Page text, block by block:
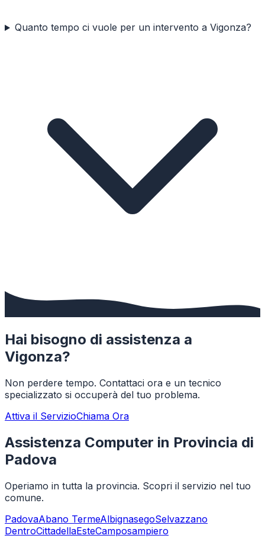
Quanto tempo ci vuole per un intervento a Vigonza?
Hai bisogno di assistenza a
Vigonza?
Non perdere tempo. Contattaci ora e un tecnico
specializzato si occuperà del tuo problema.
Attiva il ServizioChiama Ora
Assistenza Computer in Provincia di
Padova
Operiamo in tutta la provincia. Scopri il servizio nel tuo
comune.
PadovaAbano TermeAlbignasegoSelvazzano
DentroCittadellaEsteCamposampiero